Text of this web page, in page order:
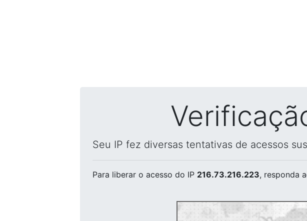
Seu IP fez diversas tentativas de acessos
Para liberar o acesso do IP 216.73.216.223, responda